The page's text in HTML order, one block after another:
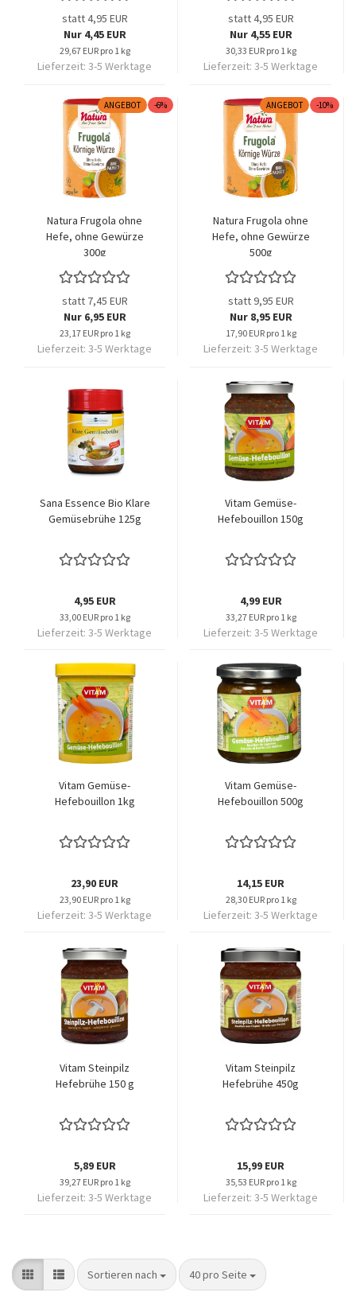
statt 4,95 EUR
Nur 4,45 EUR
29,67 EUR pro 1 kg
Lieferzeit: 3-5 Werktage
statt 4,95 EUR
Nur 4,55 EUR
30,33 EUR pro 1 kg
Lieferzeit: 3-5 Werktage
ANGEBOT -6%
Natura Frugola ohne
Hefe, ohne Gewürze
300g
statt 7,45 EUR
Nur 6,95 EUR
23,17 EUR pro 1 kg
Lieferzeit: 3-5 Werktage
ANGEBOT -10%
Natura Frugola ohne
Hefe, ohne Gewürze
500g
statt 9,95 EUR
Nur 8,95 EUR
17,90 EUR pro 1 kg
Lieferzeit: 3-5 Werktage
Sana Essence Bio Klare
Gemüsebrühe 125g
4,95 EUR
33,00 EUR pro 1 kg
Lieferzeit: 3-5 Werktage
Vitam Gemüse-
Hefebouillon 150g
4,99 EUR
33,27 EUR pro 1 kg
Lieferzeit: 3-5 Werktage
Vitam Gemüse-
Hefebouillon 1kg
23,90 EUR
23,90 EUR pro 1 kg
Lieferzeit: 3-5 Werktage
Vitam Gemüse-
Hefebouillon 500g
14,15 EUR
28,30 EUR pro 1 kg
Lieferzeit: 3-5 Werktage
Vitam Steinpilz
Hefebrühe 150 g
5,89 EUR
39,27 EUR pro 1 kg
Lieferzeit: 3-5 Werktage
Vitam Steinpilz
Hefebrühe 450g
15,99 EUR
35,53 EUR pro 1 kg
Lieferzeit: 3-5 Werktage
Sortieren nach
Sortieren nach 40 pro Seite
pro Seite